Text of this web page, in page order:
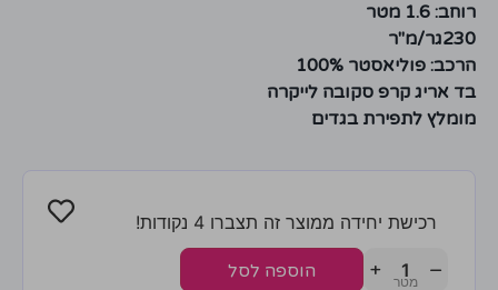
רוחב: 1.6 מטר
230גר/מ"ר
הרכב: פוליאסטר 100%
בד אריג קרפ סקובה לייקרה
מומלץ לתפירת בגדים
רכישת יחידה ממוצר זה תצברו 4 נקודות!
−
+ הוספה לסל